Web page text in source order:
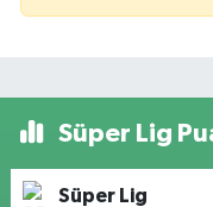
Süper Lig
Süper Lig